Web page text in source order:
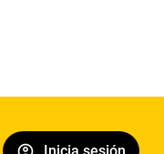
Inicia sesión